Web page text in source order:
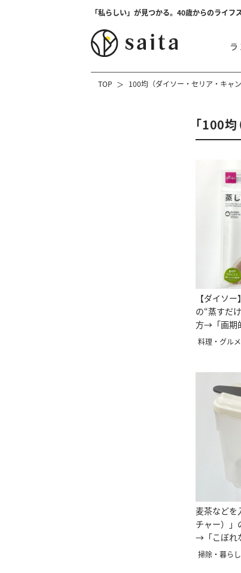
「私らしい」が見つかる。40歳からのライフ
TOP 100均（ダイソー・セリア・キャ
「100均
【ダイソ
の“蒸すだ
方→「画期
たい」
料理・グルメ
麦茶などを
チャー）」
→「こぼれ
人すごい」
掃除・暮らし